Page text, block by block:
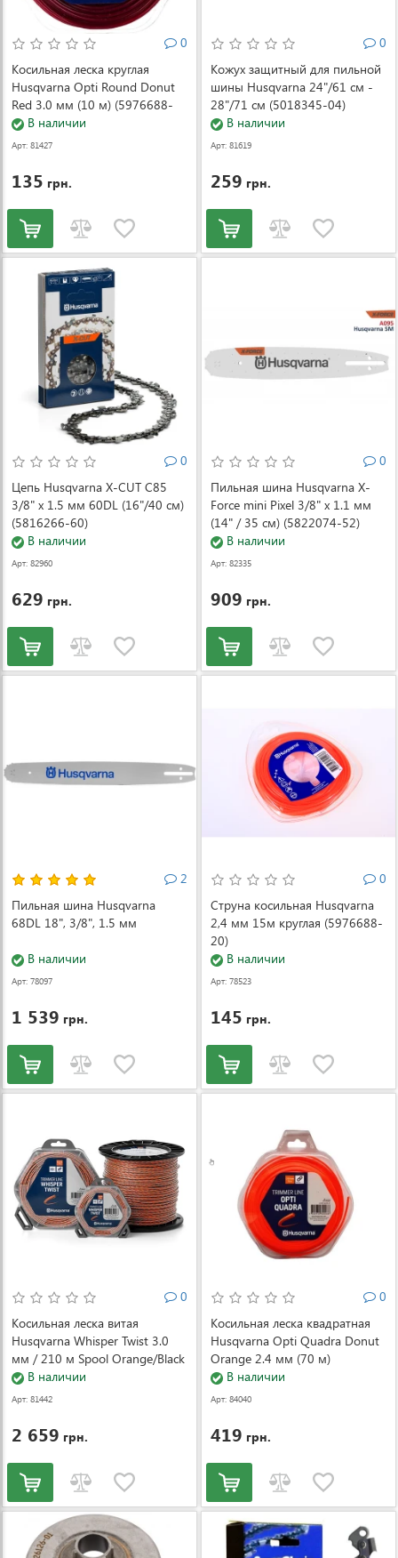
0
Косильная леска круглая
Husqvarna Opti Round Donut
Red 3.0 мм (10 м) (5976688-
40)В наличии
Арт: 81427
135 грн.
0
Кожух защитный для пильной
шины Husqvarna 24"/61 см -
28"/71 см (5018345-04)
В наличии
Арт: 81619
259 грн.
0
Цепь Husqvarna X-CUT C85
3/8" x 1.5 мм 60DL (16"/40 см)
(5816266-60)
В наличии
Арт: 82960
629 грн.
0
Пильная шина Husqvarna X-
Force mini Pixel 3/8" x 1.1 мм
(14" / 35 см) (5822074-52)
В наличии
Арт: 82335
909 грн.
2
Пильная шина Husqvarna
68DL 18", 3/8", 1.5 мм
В наличии
Арт: 78097
1 539 грн.
0
Струна косильная Husqvarna
2,4 мм 15м круглая (5976688-
20)
В наличии
Арт: 78523
145 грн.
0
Косильная леска витая
Husqvarna Whisper Twist 3.0
мм / 210 м Spool Orange/Black
(5976691-42)
В наличии
Арт: 81442
2 659 грн.
0
Косильная леска квадратная
Husqvarna Opti Quadra Donut
Orange 2.4 мм (70 м)
(5976689-01)
В наличии
Арт: 84040
419 грн.